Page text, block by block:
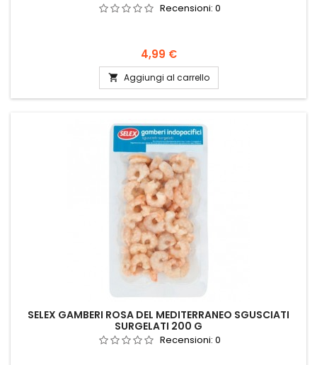
Recensioni: 0
Prezzo
4,99 €
 Aggiungi al carrello
SELEX GAMBERI ROSA DEL MEDITERRANEO SGUSCIATI
SURGELATI 200 G
Recensioni: 0